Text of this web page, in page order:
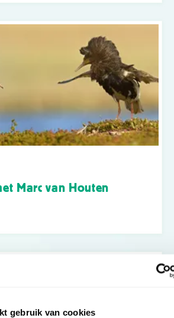
gebruik van cookies
Marc van Houten